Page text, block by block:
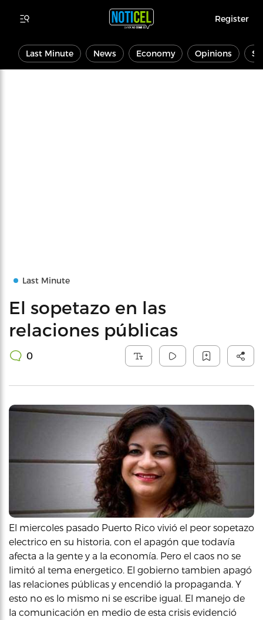
Register
Last Minute News Economy Opinions
Last Minute
El sopetazo en las
relaciones públicas
0
El miercoles pasado Puerto Rico vivió el peor sopetazo
electrico en su historia, con el apagón que todavía
afecta a la gente y a la economía. Pero el caos no se
limitó al tema energetico. El gobierno tambien apagó
las relaciones públicas y encendió la propaganda. Y
esto no es lo mismo ni se escribe igual. El manejo de
la comunicación en medio de esta crisis evidenció